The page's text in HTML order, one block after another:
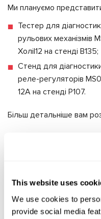
This website uses
We use cookies to
provide social media
Ми плануємо
Тестер для
рульових механізмів
Холіl12 на стенді B135;
Стенд для
реле-регуляторів
12А на стенді P107.
Більш детальніше вам
ВИСТАВКИ